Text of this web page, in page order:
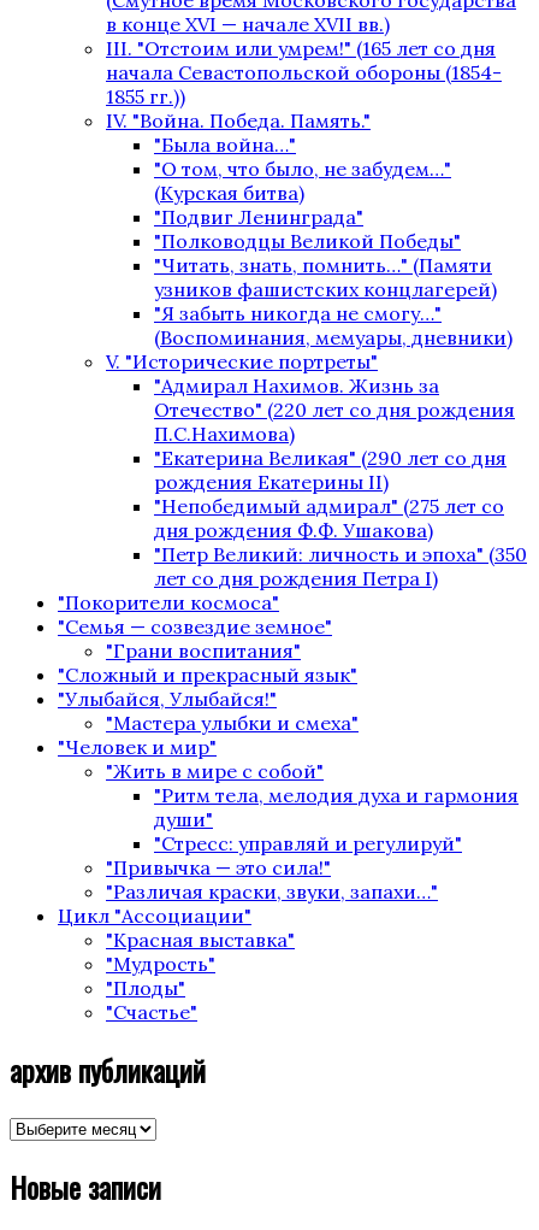
в конце XVI — начале XVII вв.)
III. "Отстоим или умрем!" (165 лет со дня
начала Севастопольской обороны (1854-
1855 гг.))
IV. "Война. Победа. Память."
"Была война…"
"О том, что было, не забудем…"
(Курская битва)
"Подвиг Ленинграда"
"Полководцы Великой Победы"
"Читать, знать, помнить…" (Памяти
узников фашистских концлагерей)
"Я забыть никогда не смогу…"
(Воспоминания, мемуары, дневники)
V. "Исторические портреты"
"Адмирал Нахимов. Жизнь за
Отечество" (220 лет со дня рождения
П.С.Нахимова)
"Екатерина Великая" (290 лет со дня
рождения Екатерины II)
"Непобедимый адмирал" (275 лет со
дня рождения Ф.Ф. Ушакова)
"Петр Великий: личность и эпоха" (350
лет со дня рождения Петра I)
"Покорители космоса"
"Семья — созвездие земное"
"Грани воспитания"
"Сложный и прекрасный язык"
"Улыбайся, Улыбайся!"
"Мастера улыбки и смеха"
"Человек и мир"
"Жить в мире с собой"
"Ритм тела, мелодия духа и гармония
души"
"Стресс: управляй и регулируй"
"Привычка — это сила!"
"Различая краски, звуки, запахи…"
Цикл "Ассоциации"
"Красная выставка"
"Мудрость"
"Плоды"
"Счастье"
архив публикаций
архив
Новые записи